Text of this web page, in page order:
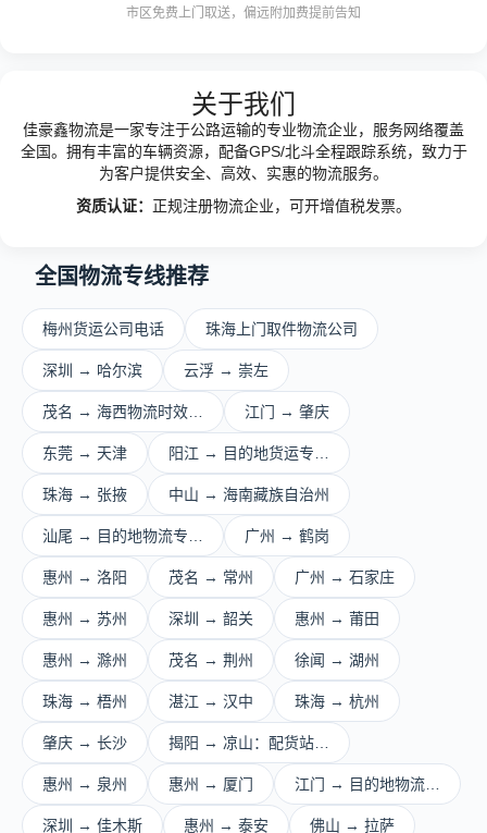
市区免费上门取送，偏远附加费提前告知
关于我们
佳豪鑫物流是一家专注于公路运输的专业物流企业，服务网络覆盖
全国。拥有丰富的车辆资源，配备GPS/北斗全程跟踪系统，致力于
为客户提供安全、高效、实惠的物流服务。
资质认证： 正规注册物流企业，可开增值税发票。
全国物流专线推荐
梅州货运公司电话 珠海上门取件物流公司
深圳 → 哈尔滨 云浮 → 崇左
茂名 → 海西物流时效… 江门 → 肇庆
东莞 → 天津 阳江 → 目的地货运专…
珠海 → 张掖 中山 → 海南藏族自治州
汕尾 → 目的地物流专… 广州 → 鹤岗
惠州 → 洛阳 茂名 → 常州 广州 → 石家庄
惠州 → 苏州 深圳 → 韶关 惠州 → 莆田
惠州 → 滁州 茂名 → 荆州 徐闻 → 湖州
珠海 → 梧州 湛江 → 汉中 珠海 → 杭州
肇庆 → 长沙 揭阳 → 凉山：配货站…
惠州 → 泉州 惠州 → 厦门 江门 → 目的地物流…
深圳 → 佳木斯 惠州 → 泰安 佛山 → 拉萨